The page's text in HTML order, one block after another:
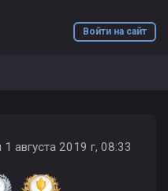
Войти на сайт
августа 2019 г, 08:33